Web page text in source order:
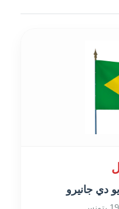
دي جانيرو